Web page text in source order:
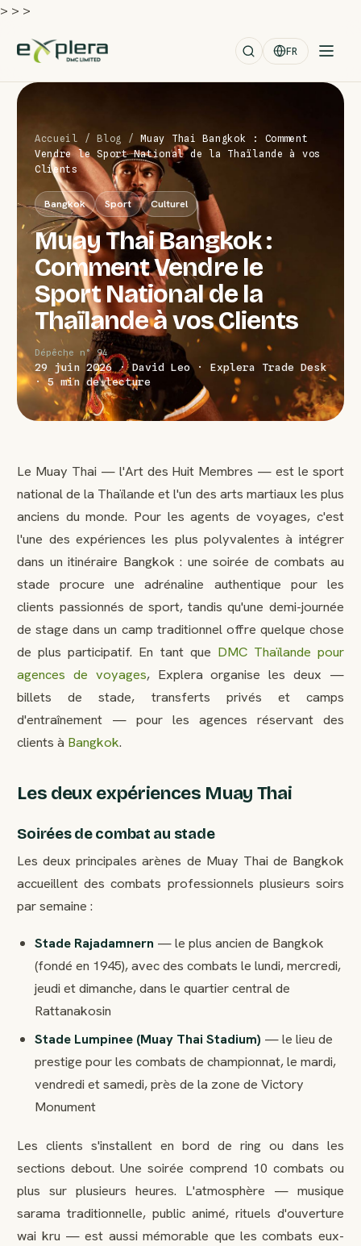
> > >
FR
Accueil / Blog /
Muay Thai Bangkok : Comment
Vendre le Sport National de la Thaïlande à vos
Clients
Bangkok Sport Culturel
Muay Thai Bangkok :
Comment Vendre le
Sport National de la
Thaïlande à vos Clients
Dépêche n° 94
29 juin 2026 · David Leo · Explera Trade Desk
· 5 min de lecture
Le Muay Thai — l'Art des Huit Membres — est le sport
national de la Thaïlande et l'un des arts martiaux les plus
anciens du monde. Pour les agents de voyages, c'est
l'une des expériences les plus polyvalentes à intégrer
dans un itinéraire Bangkok : une soirée de combats au
stade procure une adrénaline authentique pour les
clients passionnés de sport, tandis qu'une demi-journée
de stage dans un camp traditionnel offre quelque chose
de plus participatif. En tant que DMC Thaïlande pour
agences de voyages, Explera organise les deux —
billets de stade, transferts privés et camps
d'entraînement — pour les agences réservant des
clients à Bangkok.
Les deux expériences Muay Thai
Soirées de combat au stade
Les deux principales arènes de Muay Thai de Bangkok
accueillent des combats professionnels plusieurs soirs
par semaine :
Stade Rajadamnern — le plus ancien de Bangkok
(fondé en 1945), avec des combats le lundi, mercredi,
jeudi et dimanche, dans le quartier central de
Rattanakosin
Stade Lumpinee (Muay Thai Stadium) — le lieu de
prestige pour les combats de championnat, le mardi,
vendredi et samedi, près de la zone de Victory
Monument
Les clients s'installent en bord de ring ou dans les
sections debout. Une soirée comprend 10 combats ou
plus sur plusieurs heures. L'atmosphère — musique
sarama traditionnelle, public animé, rituels d'ouverture
wai kru — est aussi mémorable que les combats eux-